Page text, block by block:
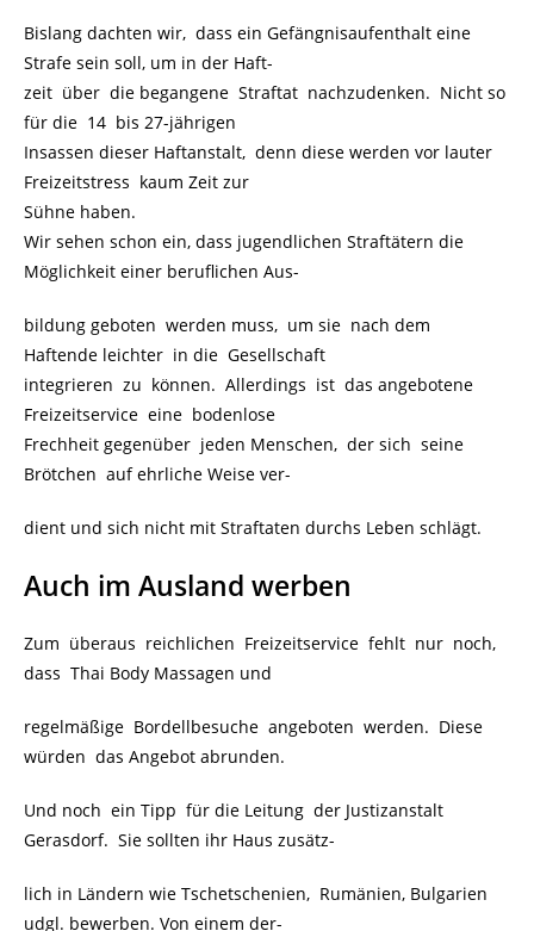
Bislang dachten wir, dass ein Gefängnisaufenthalt eine
Strafe sein soll, um in der Haft-
zeit über die begangene Straftat nachzudenken. Nicht so
für die 14 bis 27-jährigen
Insassen dieser Haftanstalt, denn diese werden vor lauter
Freizeitstress kaum Zeit zur
Sühne haben.
Wir sehen schon ein, dass jugendlichen Straftätern die
Möglichkeit einer beruflichen Aus-
bildung geboten werden muss, um sie nach dem
Haftende leichter in die Gesellschaft
integrieren zu können. Allerdings ist das angebotene
Freizeitservice eine bodenlose
Frechheit gegenüber jeden Menschen, der sich seine
Brötchen auf ehrliche Weise ver-
dient und sich nicht mit Straftaten durchs Leben schlägt.
Auch im Ausland werben
Zum überaus reichlichen Freizeitservice fehlt nur noch,
dass Thai Body Massagen und
regelmäßige Bordellbesuche angeboten werden. Diese
würden das Angebot abrunden.
Und noch ein Tipp für die Leitung der Justizanstalt
Gerasdorf. Sie sollten ihr Haus zusätz-
lich in Ländern wie Tschetschenien, Rumänien, Bulgarien
udgl. bewerben. Von einem der-